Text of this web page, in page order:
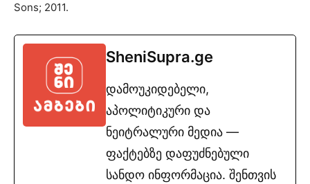
Sons; 2011.
SheniSupra.ge
დამოუკიდებელი,
აპოლიტიკური და
ნეიტრალური მედია —
ფაქტებზე დაფუძნებული
სანდო ინფორმაცია. შენთვის